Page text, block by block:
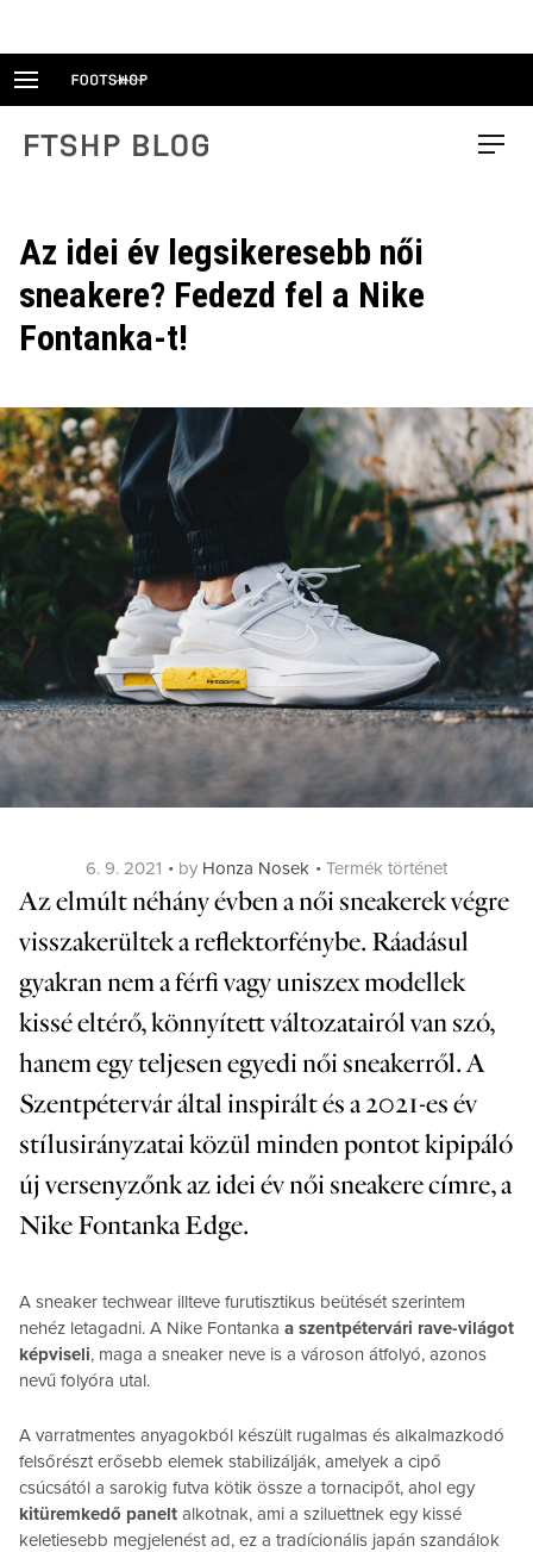
FTSHP blog Menu
Az idei év legsikeresebb női
sneakere? Fedezd fel a Nike
Fontanka-t!
Posted
on
6. 9. 2021 by Honza Nosek Categories
Termék történet
Az elmúlt néhány évben a női sneakerek végre
visszakerültek a reflektorfénybe. Ráadásul
gyakran nem a férfi vagy uniszex modellek
kissé eltérő, könnyített változatairól van szó,
hanem egy teljesen egyedi női sneakerről. A
Szentpétervár által inspirált és a 2021-es év
stílusirányzatai közül minden pontot kipipáló
új versenyzőnk az idei év női sneakere címre, a
Nike Fontanka Edge.
A sneaker techwear illteve furutisztikus beütését szerintem
nehéz letagadni. A Nike Fontanka a szentpétervári rave-világot
képviseli, maga a sneaker neve is a városon átfolyó, azonos
nevű folyóra utal.
A varratmentes anyagokból készült rugalmas és alkalmazkodó
felsőrészt erősebb elemek stabilizálják, amelyek a cipő
csúcsától a sarokig futva kötik össze a tornacipőt, ahol egy
kitüremkedő panelt alkotnak, ami a sziluettnek egy kissé
keletiesebb megjelenést ad, ez a tradícionális japán szandálok